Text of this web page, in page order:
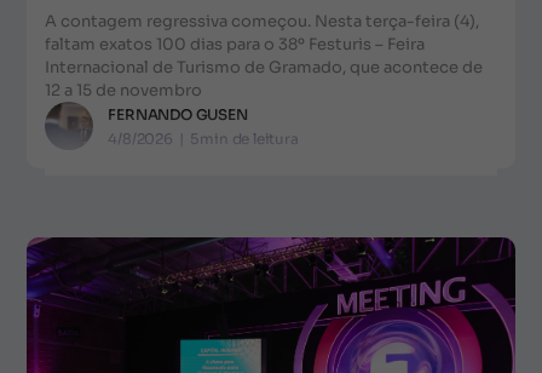
A contagem regressiva começou. Nesta terça-feira (4),
faltam exatos 100 dias para o 38º Festuris – Feira
Internacional de Turismo de Gramado, que acontece de
12 a 15 de novembro
FERNANDO GUSEN
4/8/2026 | 5min de leitura